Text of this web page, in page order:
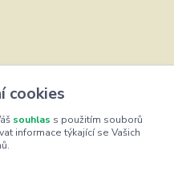
cookies
souhlas s použitím souborů
informace týkající se Vašich